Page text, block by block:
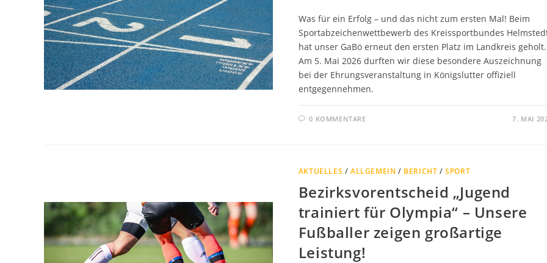
Was für ein Erfolg – und das nicht zum ersten Mal! Beim
Sportabzeichenwettbewerb des Kreissportbundes
hat unser GaBö erneut den ersten Platz im Landkreis geholt.
Am 5. Mai 2026 durften wir diese besondere Auszeichnung
bei der Ehrungsveranstaltung in Königslutter offiziell
entgegennehmen.
0 KOMMENTARE 7. MAI
AKTUELLES /ALLGEMEIN / BERICHT /SPORT
Bezirksvorentscheid „Jugend
trainiert für Olympia“ – Unsere
Fußballer zeigen großartige
Leistung!